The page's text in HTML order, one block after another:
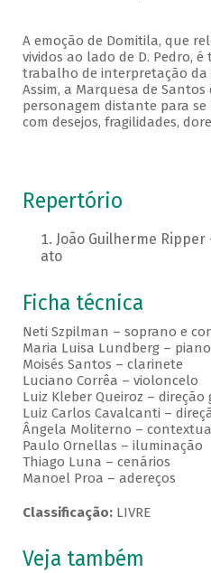
A emoção de Domitila, que
vividos ao lado de D. Pedro,
trabalho de interpretação da
Assim, a Marquesa de Santos
personagem distante para
com desejos, fragilidades,
Repertório
João Guilherme
ato
Ficha técnica
Neti Szpilman – soprano e
Maria Luisa Lundberg –
Moisés Santos – clarinete
Luciano Corrêa – violoncelo
Luiz Kleber Queiroz – direção
Luiz Carlos Cavalcanti –
Ângela Moliterno –
Paulo Ornellas – iluminação
Thiago Luna – cenários
Manoel Proa – adereços
Classificação:LIVRE
Veja também